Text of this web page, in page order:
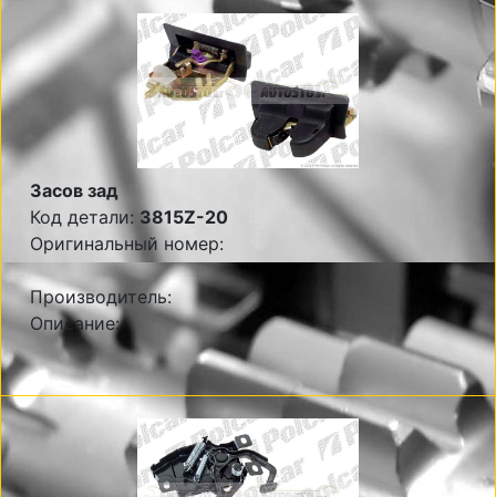
Засов зад
Код детали: 3815Z-20
Оригинальный номер:
Производитель:
Описание: